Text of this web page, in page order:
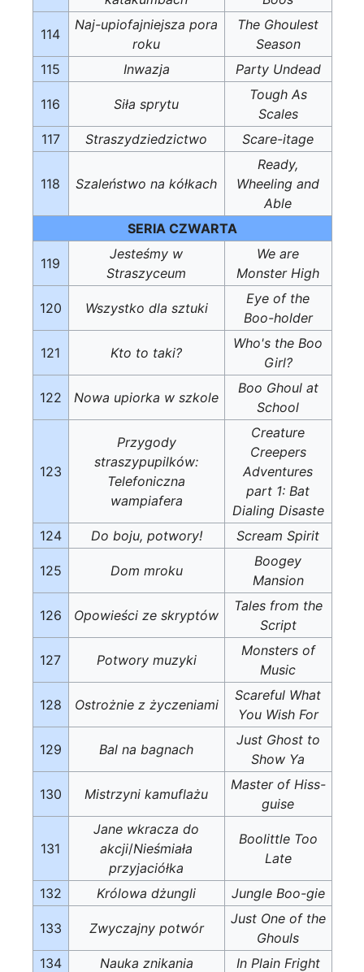
114
Naj-upiofajniejsza pora
roku
The Ghoulest
Season
115
Inwazja Party Undead
116 Siła sprytu
Tough As
Scales
117
Straszydziedzictwo Scare-itage
118 Szaleństwo na kółkach
Ready,
Wheeling and
Able
SERIA CZWARTA
119
Jesteśmy w
Straszyceum
We are
Monster High
120 Wszystko dla sztuki
Eye of the
Boo-holder
121 Kto to taki?
Who's the Boo
Girl?
122 Nowa upiorka w szkole
Boo Ghoul at
School
123
Przygody
straszypupilków:
Telefoniczna
wampiafera
Creature
Creepers
Adventures
part 1: Bat
Dialing Disaste
124
Do boju, potwory! Scream Spirit
125 Dom mroku
Boogey
Mansion
126 Opowieści ze skryptów
Tales from the
Script
127 Potwory muzyki
Monsters of
Music
128 Ostrożnie z życzeniami
Scareful What
You Wish For
129 Bal na bagnach
Just Ghost to
Show Ya
130 Mistrzyni kamuflażu
Master of Hiss-
guise
131
Jane wkracza do
akcji/Nieśmiała
przyjaciółka
Boolittle Too
Late
132 Królowa dżungli Jungle Boo-gie
133 Zwyczajny potwór
Just One of the
Ghouls
134
Nauka znikania In Plain Fright